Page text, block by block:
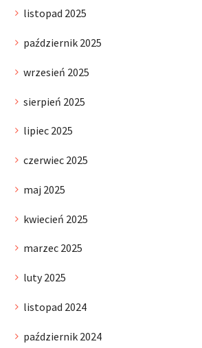
listopad 2025
październik 2025
wrzesień 2025
sierpień 2025
lipiec 2025
czerwiec 2025
maj 2025
kwiecień 2025
marzec 2025
luty 2025
listopad 2024
październik 2024